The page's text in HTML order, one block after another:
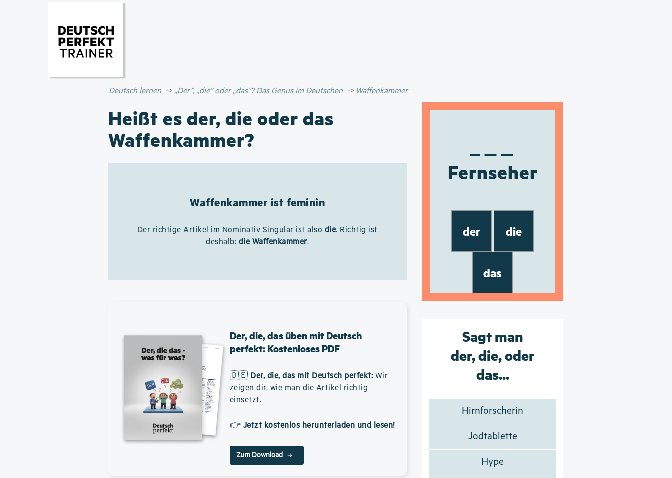
Deutsch lernen „Der”, „die” oder „das”? Das Genus im Deutschen Waffenkammer
Heißt es der, die oder das
Waffenkammer?
Waffenkammer ist feminin
Der richtige Artikel im Nominativ Singular ist also die. Richtig ist
deshalb: die Waffenkammer.
Der, die, das üben mit Deutsch
perfekt: Kostenloses PDF
🇩🇪 Der, die, das mit Deutsch perfekt: Wir
zeigen dir, wie man die Artikel richtig
einsetzt.
👉 Jetzt kostenlos herunterladen und lesen!
Zum Download
Fernseher
der die
das
Sagt man
der, die, oder
das...
Hirnforscherin
Jodtablette
Hype